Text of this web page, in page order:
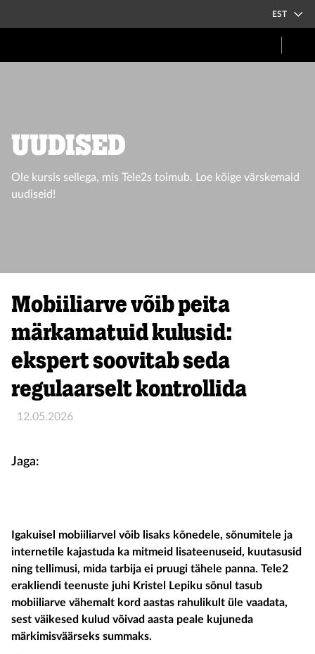
EST
UUDISED
Ole kursis sellega, mis Tele2s toimub. Loe kõige värskemaid
uudiseid!
Mobiiliarve võib peita
märkamatuid kulusid:
ekspert soovitab seda
regulaarselt kontrollida
12.05.2026
Jaga:
Igakuisel mobiiliarvel võib lisaks kõnedele, sõnumitele ja
internetile kajastuda ka mitmeid lisateenuseid, kuutasusid
ning tellimusi, mida tarbija ei pruugi tähele panna. Tele2
erakliendi teenuste juhi Kristel Lepiku sõnul tasub
mobiiliarve vähemalt kord aastas rahulikult üle vaadata,
sest väikesed kulud võivad aasta peale kujuneda
märkimisväärseks summaks.